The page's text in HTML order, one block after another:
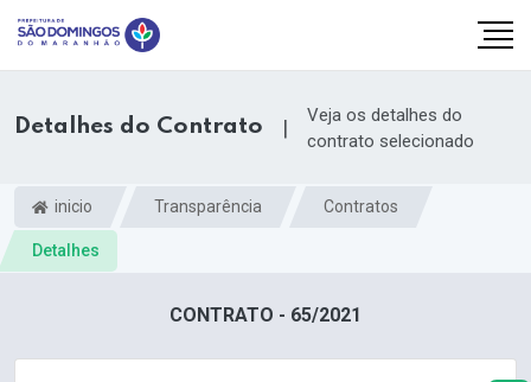
Detalhes do Contrato |
Veja os detalhes do
contrato selecionado
inicio Transparência Contratos
Detalhes
CONTRATO - 65/2021